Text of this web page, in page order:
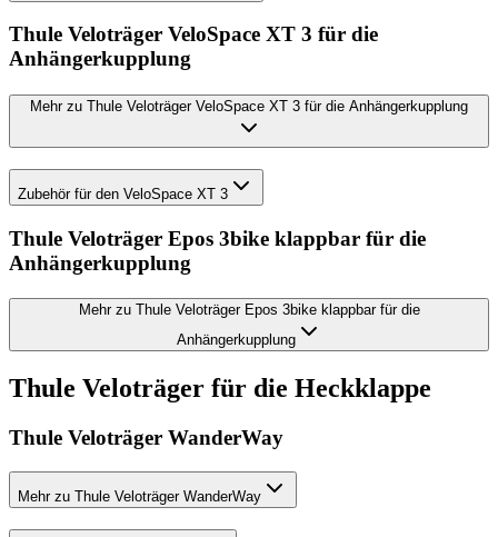
Thule Veloträger VeloSpace XT 3 für die
Anhängerkupplung
Mehr zu Thule Veloträger VeloSpace XT 3 für die Anhängerkupplung
Zubehör für den VeloSpace XT 3
Thule Veloträger Epos 3bike klappbar für die
Anhängerkupplung
Mehr zu Thule Veloträger Epos 3bike klappbar für die
Anhängerkupplung
Thule Veloträger für die Heckklappe
Thule Veloträger WanderWay
Mehr zu Thule Veloträger WanderWay